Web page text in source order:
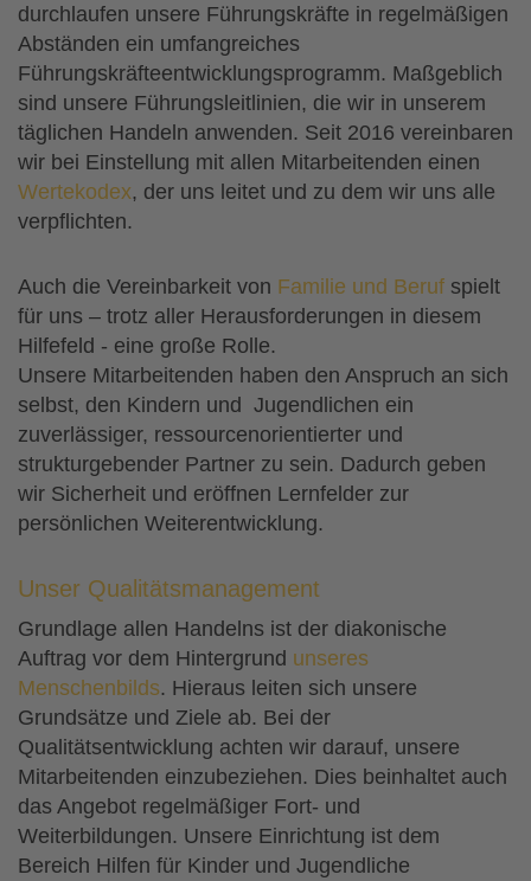
durchlaufen unsere Führungskräfte in regelmäßigen
Abständen ein umfangreiches
Führungskräfteentwicklungsprogramm. Maßgeblich
sind unsere Führungsleitlinien, die wir in unserem
täglichen Handeln anwenden. Seit 2016 vereinbaren
wir bei Einstellung mit allen Mitarbeitenden einen
Wertekodex, der uns leitet und zu dem wir uns alle
verpflichten.
Auch die Vereinbarkeit von Familie und Beruf spielt
für uns – trotz aller Herausforderungen in diesem
Hilfefeld - eine große Rolle.
Unsere Mitarbeitenden haben den Anspruch an sich
selbst, den Kindern und Jugendlichen ein
zuverlässiger, ressourcenorientierter und
strukturgebender Partner zu sein. Dadurch geben
wir Sicherheit und eröffnen Lernfelder zur
persönlichen Weiterentwicklung.
Unser Qualitätsmanagement
Grundlage allen Handelns ist der diakonische
Auftrag vor dem Hintergrund unseres
Menschenbilds. Hieraus leiten sich unsere
Grundsätze und Ziele ab. Bei der
Qualitätsentwicklung achten wir darauf, unsere
Mitarbeitenden einzubeziehen. Dies beinhaltet auch
das Angebot regelmäßiger Fort- und
Weiterbildungen. Unsere Einrichtung ist dem
Bereich Hilfen für Kinder und Jugendliche